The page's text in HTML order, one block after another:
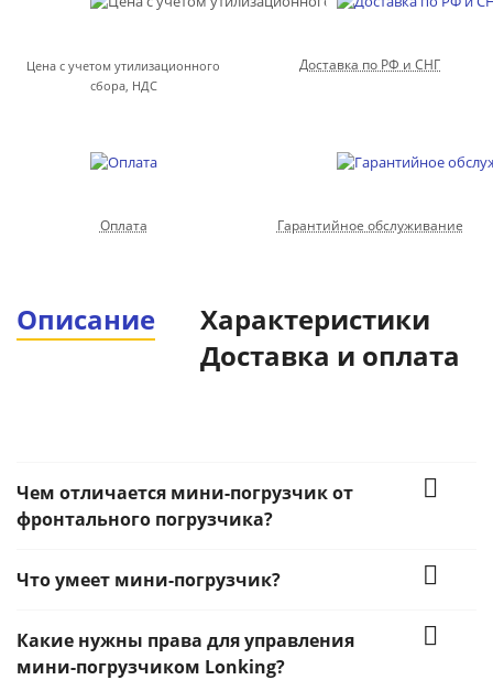
Цена с учетом утилизационного
сбора, НДС
Доставка по РФ и СНГ
Оплата Гарантийное обслуживание
Описание
Характеристики
Доставка и оплата
Чем отличается мини-погрузчик от
фронтального погрузчика?
Что умеет мини-погрузчик?
Какие нужны права для управления
мини-погрузчиком Lonking?